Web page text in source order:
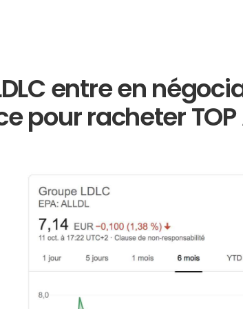
entre en
pour racheter TOP